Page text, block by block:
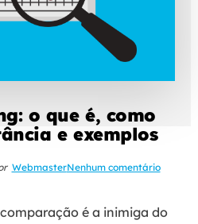
o que é, como
e exemplos
WebmasterNenhum comentário
é a inimiga do